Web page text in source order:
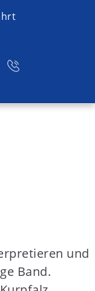
und
Band.